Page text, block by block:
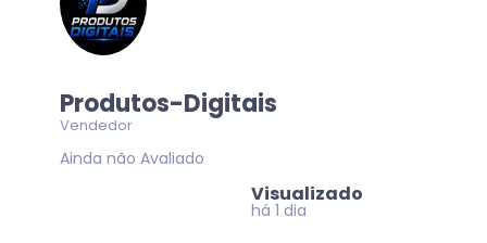
Produtos-Digitais
Vendedor
Ainda não Avaliado
Visualizado
há 1 dia